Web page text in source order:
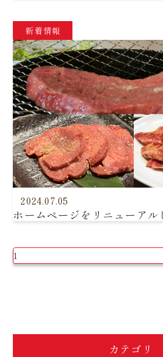
新着情報
2024.07.05
ホームページをリニューアル
1
カテゴリ